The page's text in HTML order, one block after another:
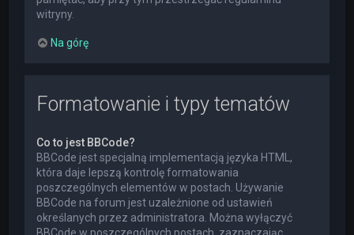
witryny.
Na górę
Formatowanie i typy tematów
Co to jest BBCode?
BBCode jest specjalną implementacją języka HTML,
która daje lepszą kontrolę formatowania
poszczególnych elementów w postach. Używanie
BBCode na forum jest uzależnione od ustawień
określanych przez administratora. Można wyłączyć